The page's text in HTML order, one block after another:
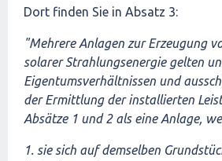
Dort finden Sie in Absatz 3:
"Mehrere Anlagen zur Erzeugung
solarer Strahlungsenergie gelten
Eigentumsverhältnissen und
der Ermittlung der installierten
Absätze 1 und 2 als eine Anlage,
1. sie sich auf demselben